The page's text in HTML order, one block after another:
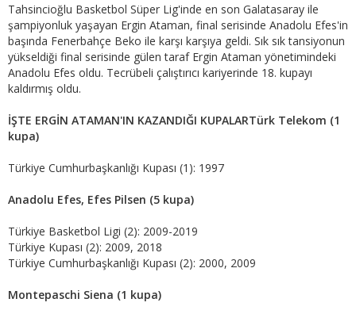
Tahsincioğlu Basketbol Süper Lig'inde en son Galatasaray ile
şampiyonluk yaşayan Ergin Ataman, final serisinde Anadolu Efes'in
başında Fenerbahçe Beko ile karşı karşıya geldi. Sık sık tansiyonun
yükseldiği final serisinde gülen taraf Ergin Ataman yönetimindeki
Anadolu Efes oldu. Tecrübeli çalıştırıcı kariyerinde 18. kupayı
kaldırmış oldu.
İŞTE ERGİN ATAMAN'IN KAZANDIĞI KUPALARTürk Telekom (1
kupa)
Türkiye Cumhurbaşkanlığı Kupası (1): 1997
Anadolu Efes, Efes Pilsen (5 kupa)
Türkiye Basketbol Ligi (2): 2009-2019
Türkiye Kupası (2): 2009, 2018
Türkiye Cumhurbaşkanlığı Kupası (2): 2000, 2009
Montepaschi Siena (1 kupa)